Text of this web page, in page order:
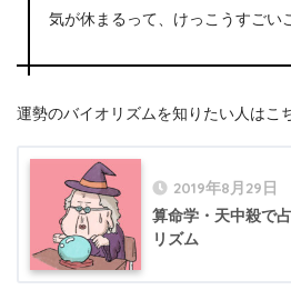
気が休まるって、けっこうすごい
運勢のバイオリズムを知りたい人はこ
2019年8月29日
算命学・天中殺で
リズム